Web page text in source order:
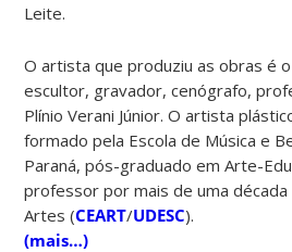
Leite.
O artista que produziu as obras é
escultor, gravador, cenógrafo,
Plínio Verani Júnior. O artista
formado pela Escola de Música e
Paraná, pós-graduado em Arte-
professor por mais de uma
Artes (CEART/UDESC).
(mais…)